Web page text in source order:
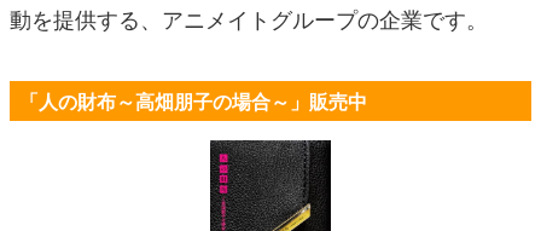
動を提供する、アニメイトグループの企業です。
「人の財布～高畑朋子の場合～」販売中